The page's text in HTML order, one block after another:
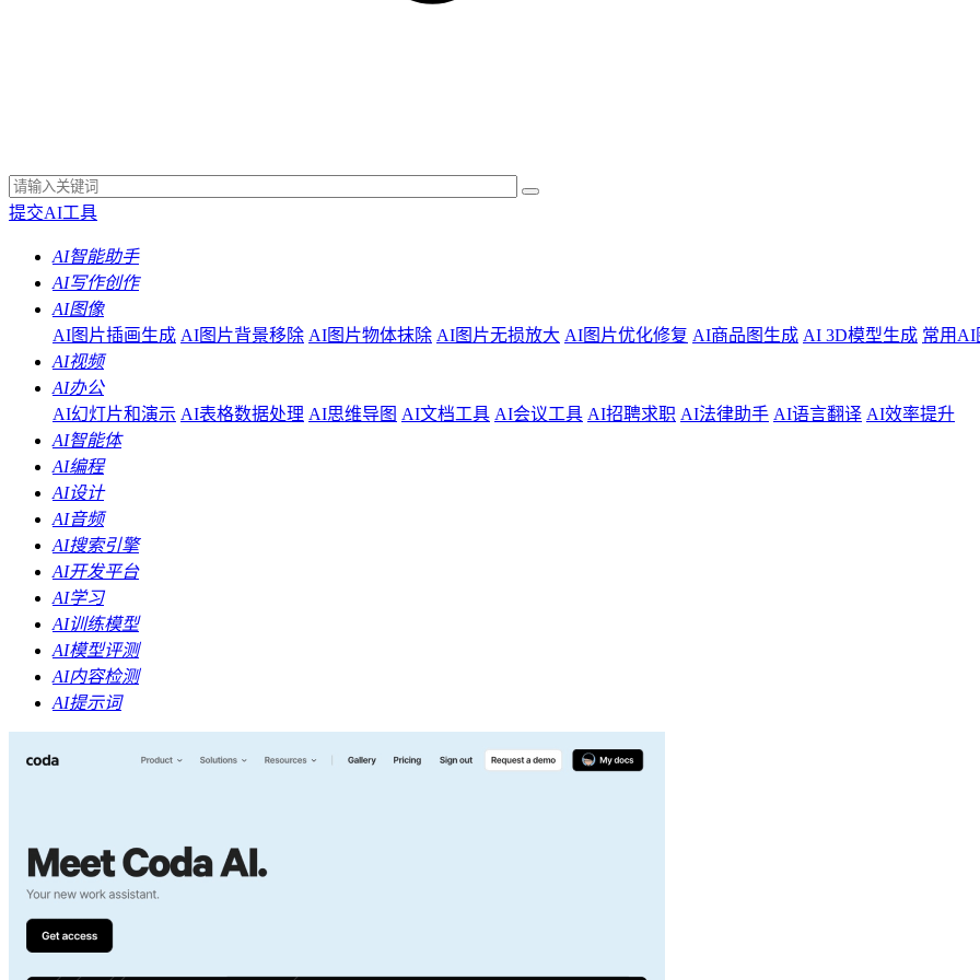
提交AI工具
AI智能助手
AI写作创作
AI图像
AI图片插画生成 AI图片背景移除 AI图片物体抹除 AI图片无损放大 AI图片优化修复 AI商品图生成 AI 3D模型生成 常用AI
AI视频
AI办公
AI幻灯片和演示 AI表格数据处理 AI思维导图 AI文档工具 AI会议工具 AI招聘求职 AI法律助手 AI语言翻译 AI效率提升
AI智能体
AI编程
AI设计
AI音频
AI搜索引擎
AI开发平台
AI学习
AI训练模型
AI模型评测
AI内容检测
AI提示词